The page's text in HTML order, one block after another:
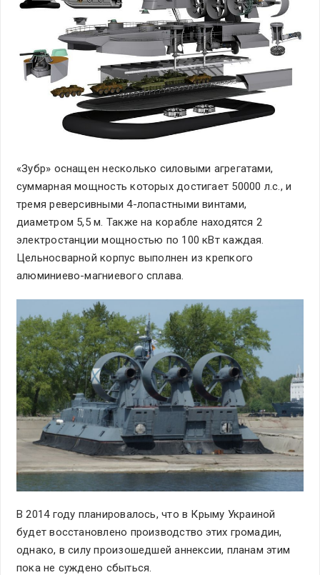
«Зубр» оснащен несколько силовыми агрегатами,
суммарная мощность которых достигает 50000 л.с., и
тремя реверсивными 4-лопастными винтами,
диаметром 5,5 м. Также на корабле находятся 2
электростанции мощностью по 100 кВт каждая.
Цельносварной корпус выполнен из крепкого
алюминиево-магниевого сплава.
В 2014 году планировалось, что в Крыму Украиной
будет восстановлено производство этих громадин,
однако, в силу произошедшей аннексии, планам этим
пока не суждено сбыться.